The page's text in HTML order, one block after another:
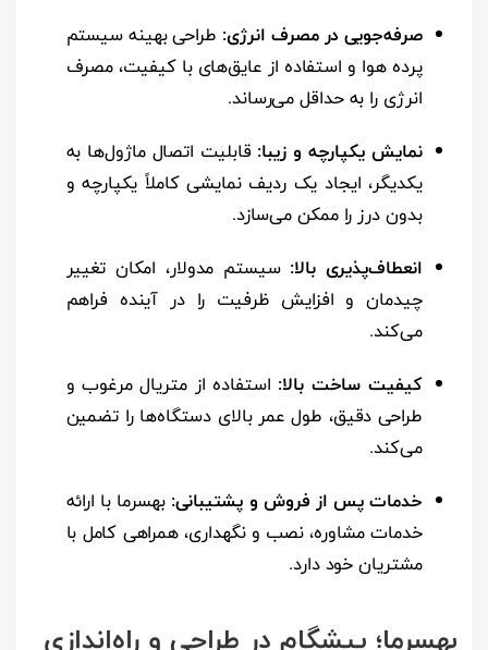
صرفه‌جویی در مصرف انرژی: طراحی بهینه سیستم
پرده هوا و استفاده از عایق‌های با کیفیت، مصرف
انرژی را به حداقل می‌رساند.
نمایش یکپارچه و زیبا: قابلیت اتصال ماژول‌ها به
یکدیگر، ایجاد یک ردیف نمایشی کاملاً یکپارچه و
بدون درز را ممکن می‌سازد.
انعطاف‌پذیری بالا: سیستم مدولار، امکان تغییر
چیدمان و افزایش ظرفیت را در آینده فراهم
می‌کند.
کیفیت ساخت بالا: استفاده از متریال مرغوب و
طراحی دقیق، طول عمر بالای دستگاه‌ها را تضمین
می‌کند.
خدمات پس از فروش و پشتیبانی: بهسرما با ارائه
خدمات مشاوره، نصب و نگهداری، همراهی کامل با
مشتریان خود دارد.